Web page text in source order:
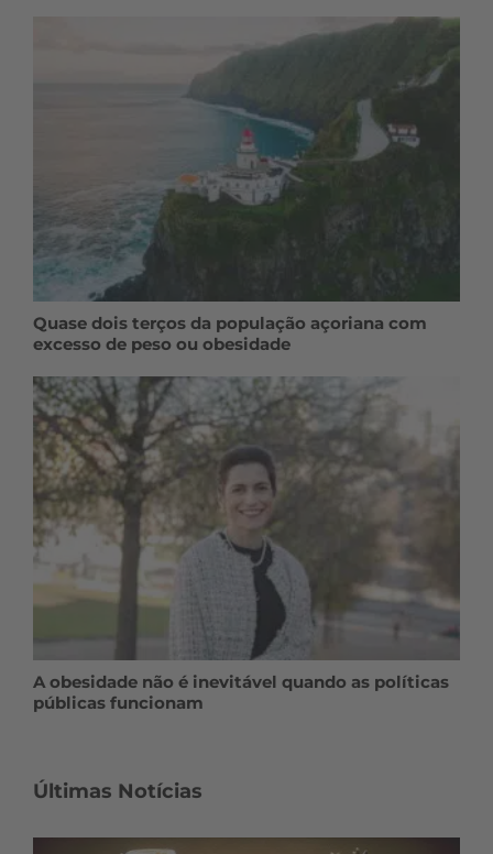
Quase dois terços da população açoriana com
excesso de peso ou obesidade
A obesidade não é inevitável quando as políticas
públicas funcionam
Últimas Notícias